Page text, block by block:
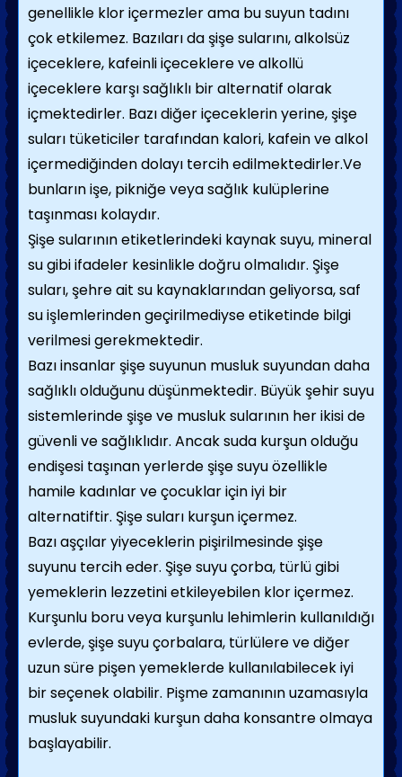
genellikle klor içermezler ama bu suyun tadını
çok etkilemez. Bazıları da şişe sularını, alkolsüz
içeceklere, kafeinli içeceklere ve alkollü
içeceklere karşı sağlıklı bir alternatif olarak
içmektedirler. Bazı diğer içeceklerin yerine, şişe
suları tüketiciler tarafından kalori, kafein ve alkol
içermediğinden dolayı tercih edilmektedirler.Ve
bunların işe, pikniğe veya sağlık kulüplerine
taşınması kolaydır.
Şişe sularının etiketlerindeki kaynak suyu, mineral
su gibi ifadeler kesinlikle doğru olmalıdır. Şişe
suları, şehre ait su kaynaklarından geliyorsa, saf
su işlemlerinden geçirilmediyse etiketinde bilgi
verilmesi gerekmektedir.
Bazı insanlar şişe suyunun musluk suyundan daha
sağlıklı olduğunu düşünmektedir. Büyük şehir suyu
sistemlerinde şişe ve musluk sularının her ikisi de
güvenli ve sağlıklıdır. Ancak suda kurşun olduğu
endişesi taşınan yerlerde şişe suyu özellikle
hamile kadınlar ve çocuklar için iyi bir
alternatiftir. Şişe suları kurşun içermez.
Bazı aşçılar yiyeceklerin pişirilmesinde şişe
suyunu tercih eder. Şişe suyu çorba, türlü gibi
yemeklerin lezzetini etkileyebilen klor içermez.
Kurşunlu boru veya kurşunlu lehimlerin kullanıldığı
evlerde, şişe suyu çorbalara, türlülere ve diğer
uzun süre pişen yemeklerde kullanılabilecek iyi
bir seçenek olabilir. Pişme zamanının uzamasıyla
musluk suyundaki kurşun daha konsantre olmaya
başlayabilir.